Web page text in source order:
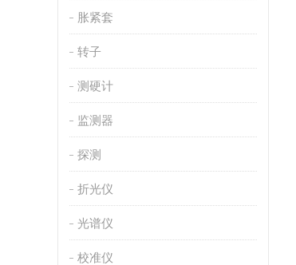
胀紧套
转子
测硬计
监测器
探测
折光仪
光谱仪
校准仪